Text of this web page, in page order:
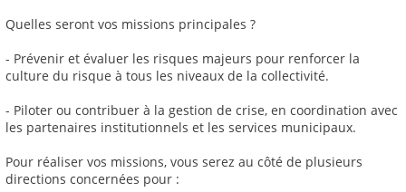
Quelles seront vos missions principales ?
- Prévenir et évaluer les risques majeurs pour renforcer la
culture du risque à tous les niveaux de la collectivité.
- Piloter ou contribuer à la gestion de crise, en coordination avec
les partenaires institutionnels et les services municipaux.
Pour réaliser vos missions, vous serez au côté de plusieurs
directions concernées pour :